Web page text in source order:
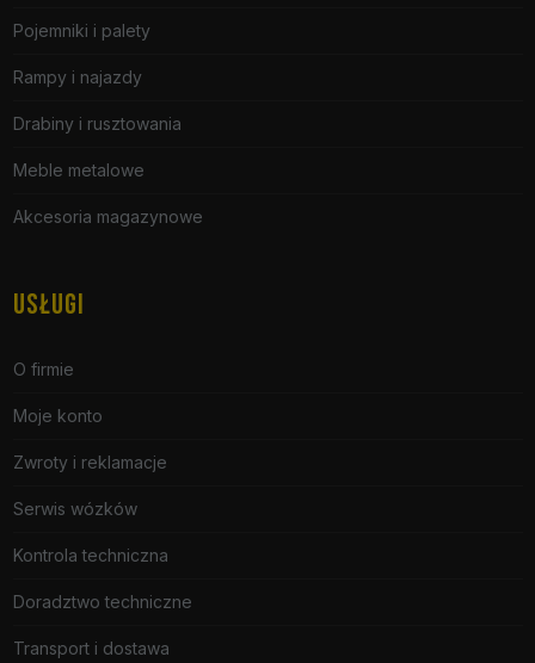
Pojemniki i palety
Rampy i najazdy
Drabiny i rusztowania
Meble metalowe
Akcesoria magazynowe
USŁUGI
O firmie
Moje konto
Zwroty i reklamacje
Serwis wózków
Kontrola techniczna
Doradztwo techniczne
Transport i dostawa